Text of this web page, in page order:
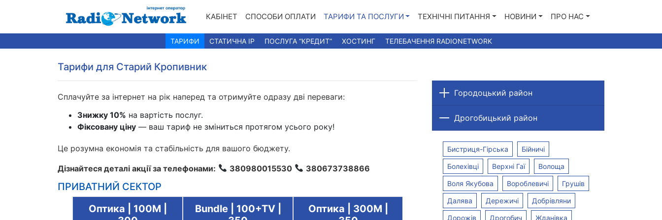
КАБІНЕТ СПОСОБИ ОПЛАТИ ТАРИФИ ТА ПОСЛУГИ
ТАРИФИ СТАТИЧНА IP ПОСЛУГА “КРЕДИТ” ХОСТИНГ ТЕЛЕБАЧЕННЯ RADIONETWORK
ТЕХНІЧНІ ПИТАННЯ НОВИНИ ПРО НАС
Тарифи для Старий Кропивник
Сплачуйте за інтернет на рік наперед та отримуйте одразу дві переваги:
Знижку 10% на вартість послуг.
Фіксовану ціну — ваш тариф не зміниться протягом усього року!
Це розумна економія та стабільність для вашого бюджету.
Дізнайтеся деталі акції за телефонами: 380980015530 380673738866
ПРИВАТНИЙ СЕКТОР
Оптика | 100М |
Bundle | 100+TV |
Оптика | 300M |
Bundle | 300+TV |
Оптика | 100М |
Городоцький район
Дрогобицький район
Бистриця-Гірська Бійничі
Болехівці Верхні Гаї Волоща
Воля Якубова Вороблевичі Грушів
Далява Дережичі Добрівляни
Дорожів Дрогобич Жданівка